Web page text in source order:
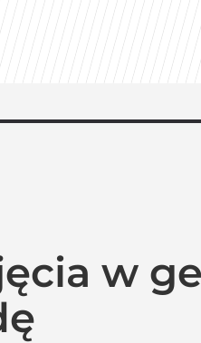
nowości w ramówce
CPN
w